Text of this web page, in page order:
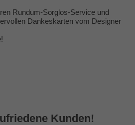
Rundum-Sorglos-Service und
Dankeskarten vom Designer
Kunden!